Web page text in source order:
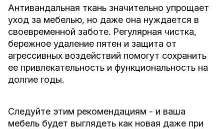
Антивандальная ткань значительно упрощает
уход за мебелью, но даже она нуждается в
своевременной заботе. Регулярная чистка,
бережное удаление пятен и защита от
агрессивных воздействий помогут сохранить
ее привлекательность и функциональность на
долгие годы.
Следуйте этим рекомендациям - и ваша
мебель будет выглядеть как новая даже при